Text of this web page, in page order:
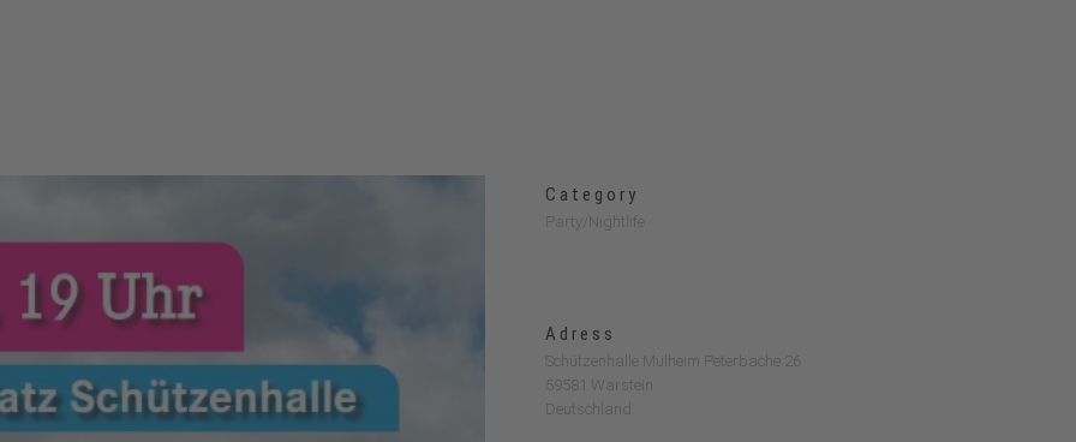
Category
Party/Nightlife
Adress
Schützenhalle Mülheim Peterbache 26
59581 Warstein
Deutschland